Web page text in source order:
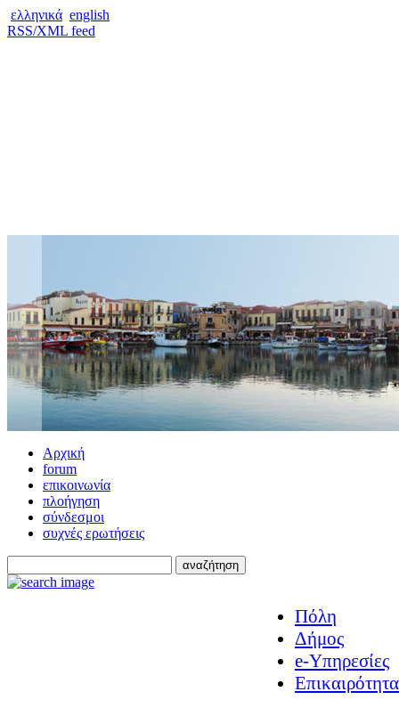
ελληνικά english
RSS/XML feed
Αρχική
forum
επικοινωνία
πλοήγηση
σύνδεσμοι
συχνές ερωτήσεις
Πόλη
Δήμος
e-Υπηρεσίες
Επικαιρότητα